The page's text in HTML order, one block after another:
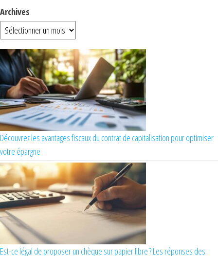
Archives
Découvrez les avantages fiscaux du contrat de capitalisation pour optimiser
votre épargne
Est-ce légal de proposer un chèque sur papier libre ? Les réponses des